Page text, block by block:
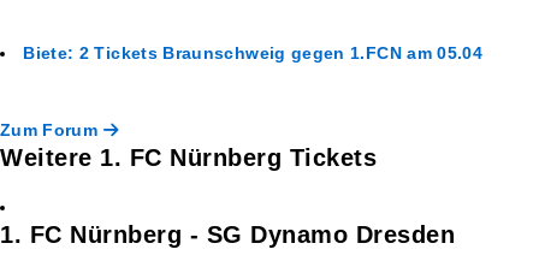
Biete: 2 Tickets Braunschweig gegen 1.FCN am 05.04
Zum Forum
Weitere 1. FC Nürnberg Tickets
1. FC Nürnberg - SG Dynamo Dresden